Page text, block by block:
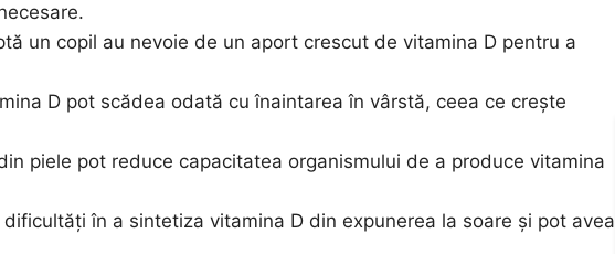
un copil au nevoie de un aport crescut de vitamina D pentru a
D pot scădea odată cu înaintarea în vârstă, ceea ce crește
piele pot reduce capacitatea organismului de a produce vitamina
în a sintetiza vitamina D din expunerea la soare și pot avea